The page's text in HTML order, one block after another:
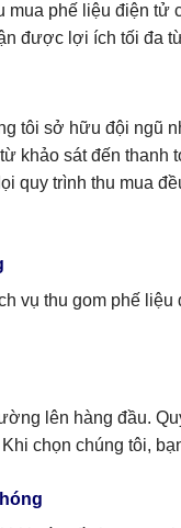
mua phế liệu điện
được lợi ích tối đa
tôi sở hữu đội ngũ
khảo sát đến thanh
quy trình thu mua
vụ thu gom phế
lên hàng đầu.
chọn chúng tôi,